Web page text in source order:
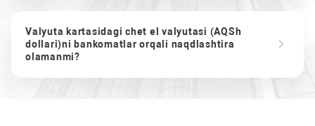
Valyuta kartasidagi chet el valyutasi (AQSh
dollari)ni bankomatlar orqali naqdlashtira
olamanmi?